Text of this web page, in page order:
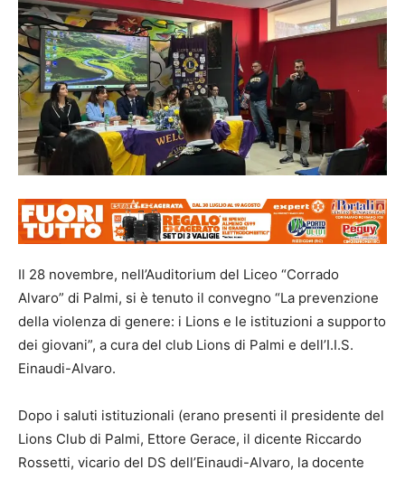
Il 28 novembre, nell’Auditorium del Liceo “Corrado
Alvaro” di Palmi, si è tenuto il convegno “La prevenzione
della violenza di genere: i Lions e le istituzioni a supporto
dei giovani”, a cura del club Lions di Palmi e dell’I.I.S.
Einaudi-Alvaro.
Dopo i saluti istituzionali (erano presenti il presidente del
Lions Club di Palmi, Ettore Gerace, il dicente Riccardo
Rossetti, vicario del DS dell’Einaudi-Alvaro, la docente